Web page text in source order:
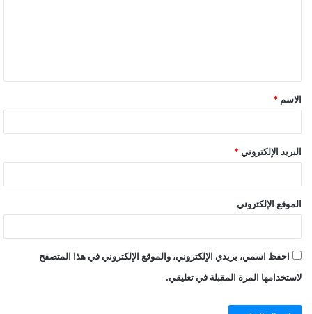
الاسم *
البريد الإلكتروني *
الموقع الإلكتروني
احفظ اسمي، بريدي الإلكتروني، والموقع الإلكتروني في هذا المتصفح
لاستخدامها المرة المقبلة في تعليقي.